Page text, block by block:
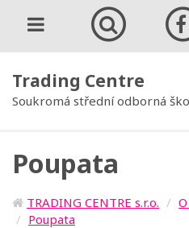
Trading Centre
Soukromá střední odborná
Poupata
TRADING CENTRE s.r.o.
Poupata